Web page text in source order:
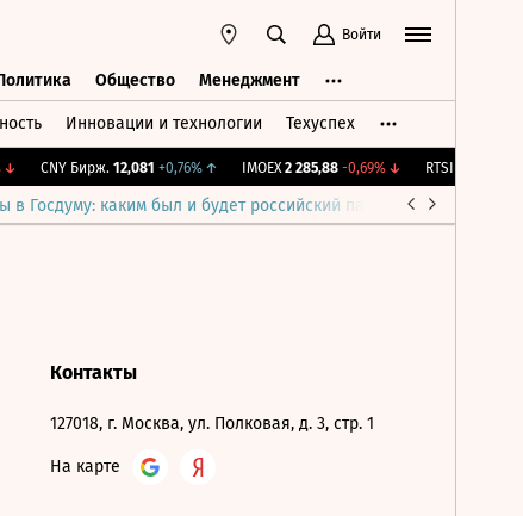
Войти
Общество Менеджмент
Инновации и технологии Техуспех
CNY Бирж. 12,081 +0,76%↑ IMOEX 2 285,88 -0,69%↓ RTSI 884,56
в Госдуму: каким был и будет российский парламент
Контакты
127018, г. Москва, ул. Полковая, д. 3, стр. 1
На карте